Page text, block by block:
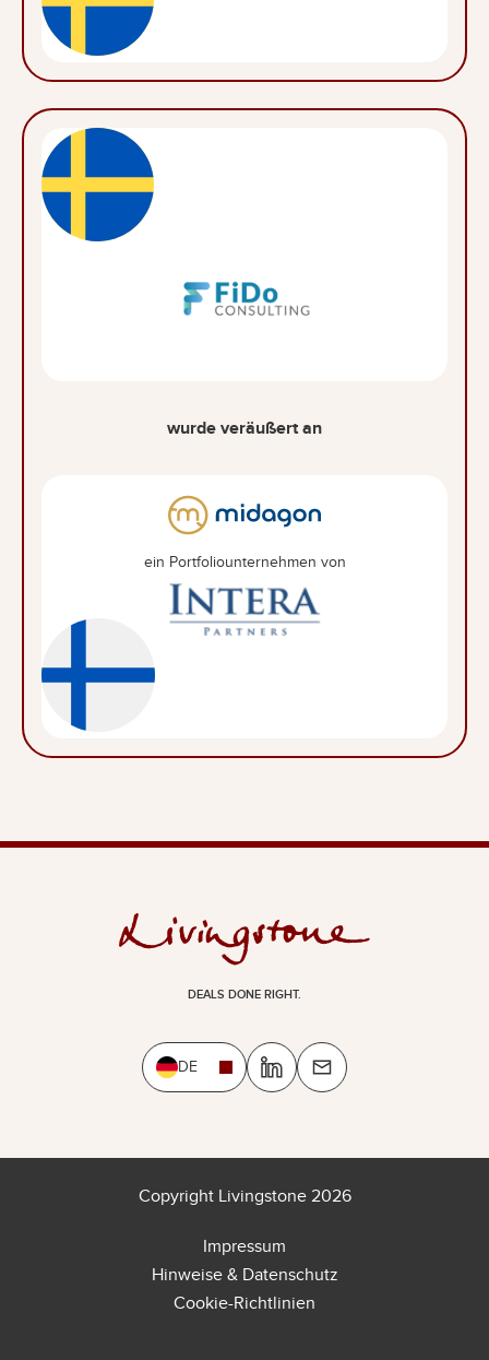
wurde veräußert an
ein Portfoliounternehmen von
DEALS DONE RIGHT.
DE
Copyright Livingstone 2026
Impressum
Hinweise & Datenschutz
Cookie-Richtlinien